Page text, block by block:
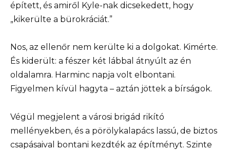
épített, és amiről Kyle-nak dicsekedett, hogy
„kikerülte a bürokráciát.”
Nos, az ellenőr nem kerülte ki a dolgokat. Kimérte.
És kiderült: a fészer két lábbal átnyúlt az én
oldalamra. Harminc napja volt elbontani.
Figyelmen kívül hagyta – aztán jöttek a bírságok.
Végül megjelent a városi brigád rikító
mellényekben, és a pörölykalapács lassú, de biztos
csapásaival bontani kezdték az építményt. Szinte